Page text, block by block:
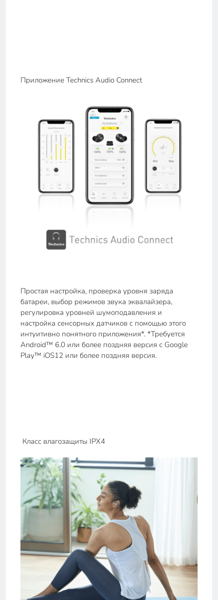
Приложение Technics Audio Connect
Простая настройка, проверка уровня заряда
батареи, выбор режимов звука эквалайзера,
регулировка уровней шумоподавления и
настройка сенсорных датчиков с помощью этого
интуитивно понятного приложения*. *Требуется
Android™ 6.0 или более поздняя версия с Google
Play™ iOS12 или более поздняя версия.
Класс влагозащиты IPX4